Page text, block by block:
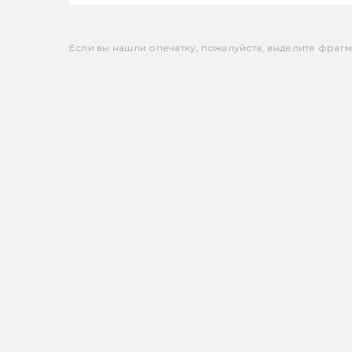
Если вы нашли опечатку, пожалуйста, выделите